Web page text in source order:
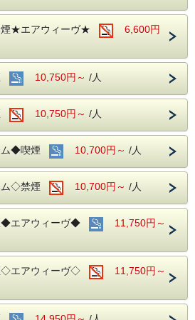
煙★エアウィーヴ★
6,600円
10,750円～ /人
10,750円～ /人
ム◆喫煙 10,700円～ /人
ム◇禁煙 10,700円～ /人
◆エアウィーヴ◆
11,750円～
◇エアウィーヴ◇
11,750円～